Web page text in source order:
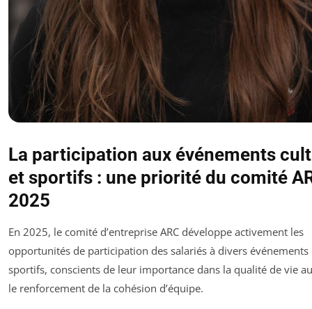
La participation aux événements
et sportifs : une priorité du comité
2025
En 2025, le comité d’entreprise ARC développe activement les
opportunités de participation des salariés à divers
sportifs, conscients de leur importance dans la qualité de vie
le renforcement de la cohésion d’équipe.